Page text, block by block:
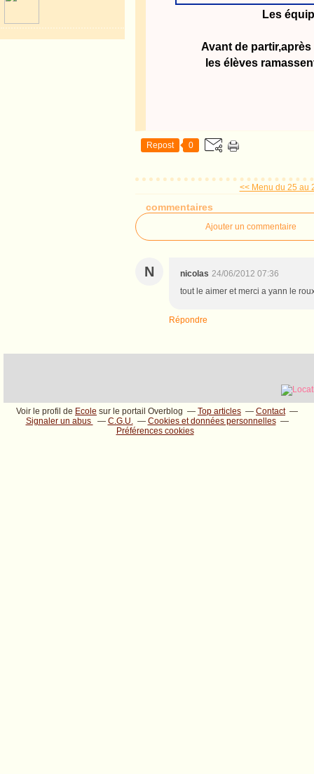
Les
Avant de
les élèves
Repost 0
<< Menu du 25 au
commentaires
Ajouter un commentaire
N nicolas 24/06/2012 07:36
tout le aimer et merci a yann le
Répondre
Voir le profil de Ecole sur le portail Overblog Top articles
Contact
Signaler un abus
C.G.U.
Cookies et données personnelles
Préférences cookies